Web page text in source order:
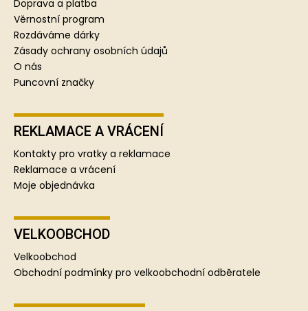
Doprava a platba
Věrnostní program
Rozdáváme dárky
Zásady ochrany osobních údajů
O nás
Puncovní značky
REKLAMACE A VRÁCENÍ
Kontakty pro vratky a reklamace
Reklamace a vrácení
Moje objednávka
VELKOOBCHOD
Velkoobchod
Obchodní podmínky pro velkoobchodní odběratele